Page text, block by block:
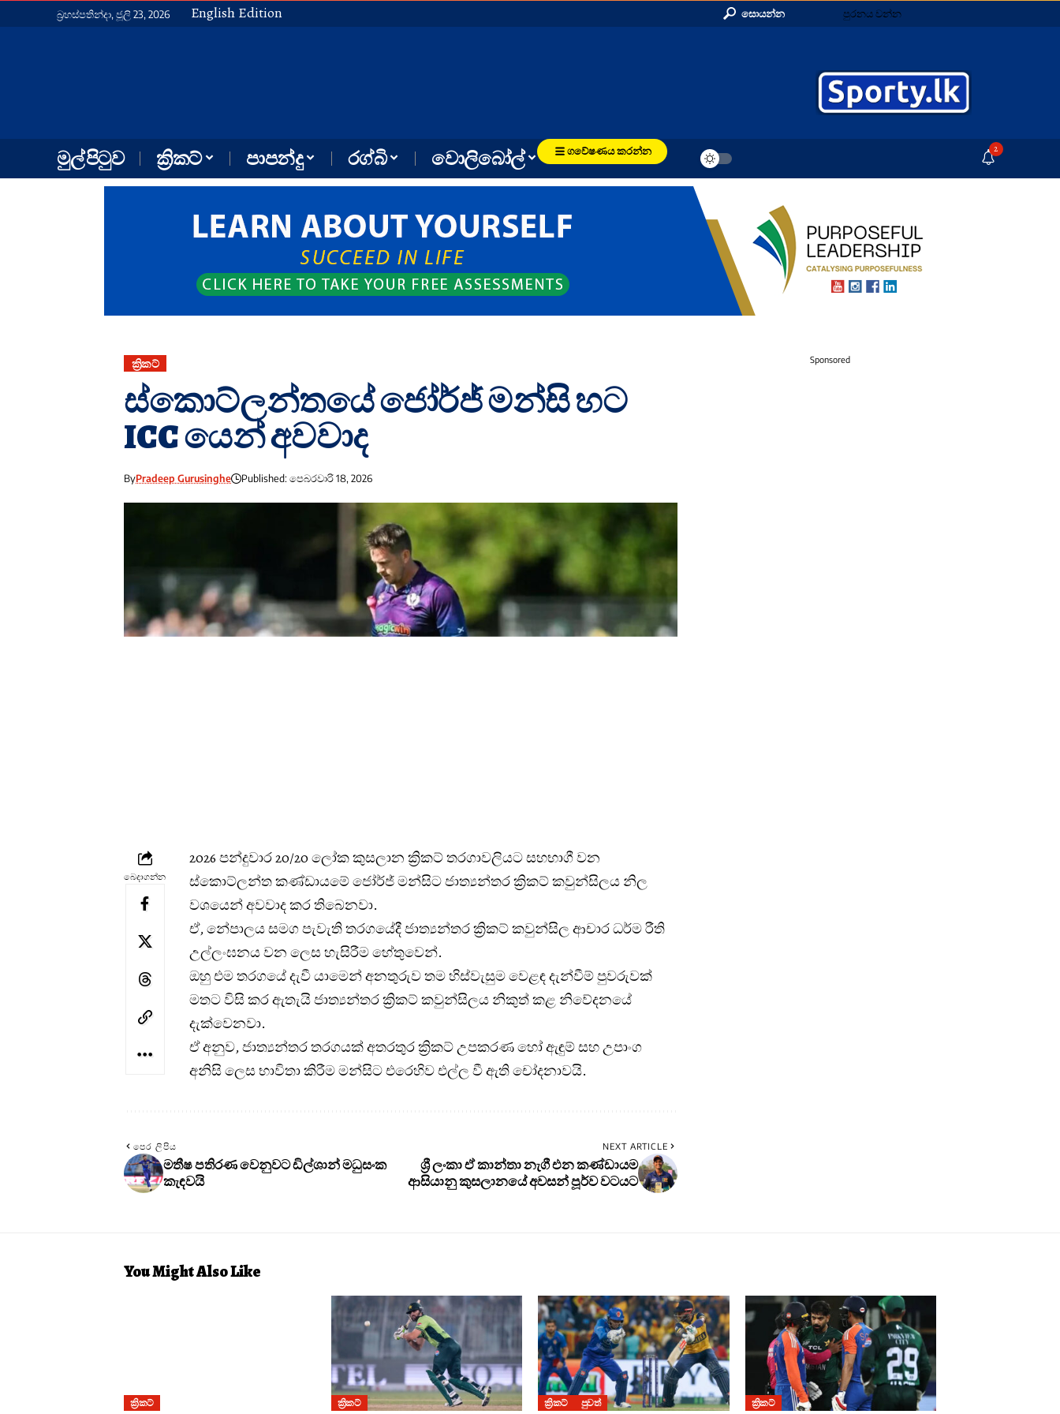
බ්‍රහස්පතින්දා, ජූලි 23, 2026 English Edition සොයන්න පුරනය වන්න
මුල් පිටුව ක්‍රිකට් පාපන්දු රග්බි වොලිබෝල් ගවේෂණය කරන්න 2
ක්‍රිකට්
ස්කොට්ලන්තයේ ජෝර්ජ් මන්සි හට
ICC යෙන් අවවාද
ByPradeep Gurusinghe Published: පෙබරවාරි 18, 2026
බෙදාගන්න
2026 පන්දුවාර 20/20 ලෝක කුසලාන ක්‍රිකට් තරගාවලියට සහභාගී වන
ස්කොට්ලන්ත කණ්ඩායමේ ජෝර්ජ් මන්සිට ජාත්‍යන්තර ක්‍රිකට් කවුන්සිලය නිල
වශයෙන් අවවාද කර තිබෙනවා.
ඒ, නේපාලය සමග පැවැති තරගයේදී ජාත්‍යන්තර ක්‍රිකට් කවුන්සිල ආචාර ධර්ම රීති
උල්ලංඝනය වන ලෙස හැසිරීම හේතුවෙන්.
ඔහු එම තරගයේ දැවී යාමෙන් අනතුරුව තම හිස්වැසුම වෙළඳ දැන්වීම් පුවරුවක්
මතට විසි කර ඇතැයි ජාත්‍යන්තර ක්‍රිකට් කවුන්සිලය නිකුත් කළ නිවේදනයේ
දැක්වෙනවා.
ඒ අනුව, ජාත්‍යන්තර තරගයක් අතරතුර ක්‍රිකට් උපකරණ හෝ ඇඳුම් සහ උපාංග
අනිසි ලෙස භාවිතා කිරීම මන්සිට එරෙහිව එල්ල වී ඇති චෝදනාවයි.
පෙර ලිපිය
මතීෂ පතිරණ වෙනුවට ඩිල්ශාන් මධුසංක
කැඳවයි
NEXT ARTICLE
ශ්‍රී ලංකා ඒ කාන්තා නැගී එන කණ්ඩායම
ආසියානු කුසලානයේ අවසන් පූර්ව වටයට
Sponsored
You Might Also Like
ක්‍රිකට් ක්‍රිකට් ක්‍රිකට් පුවත් ක්‍රිකට්